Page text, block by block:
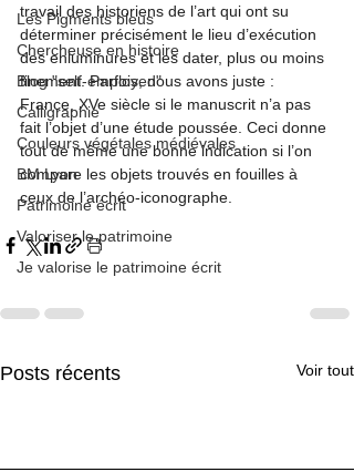
Les Pigments bleus
Chercheuse en histoire
Blog "self-employed"
Calligraphie
Couleurs végétales médiévales
BM Lyon
Patrimoine écrit
Valoriser le patrimoine
Je valorise le patrimoine écrit
travail des historiens de l’art qui ont su
déterminer précisément le lieu d’exécution
des enluminures et les dater, plus ou moins
finement. Parfois, nous avons juste :
France, XVe siècle si le manuscrit n’a pas
fait l’objet d’une étude poussée. Ceci donne
tout de même une bonne indication si l’on
compare les objets trouvés en fouilles à
ceux de l’archéo-iconographe.
Posts récents Voir tout